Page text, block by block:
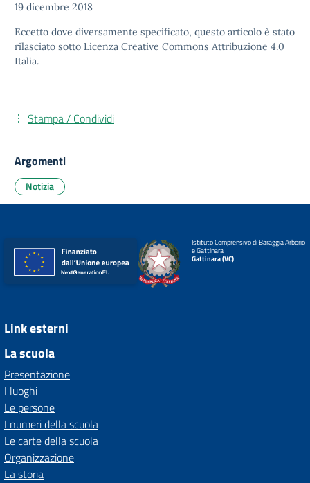
19 dicembre 2018
Eccetto dove diversamente specificato, questo articolo è stato
rilasciato sotto Licenza Creative Commons Attribuzione 4.0
Italia.
Stampa / Condividi
Argomenti
Notizia
Istituto Comprensivo di Baraggia Arborio
e Gattinara
Gattinara (VC)
Link esterni
La scuola
Presentazione
I luoghi
Le persone
I numeri della scuola
Le carte della scuola
Organizzazione
La storia